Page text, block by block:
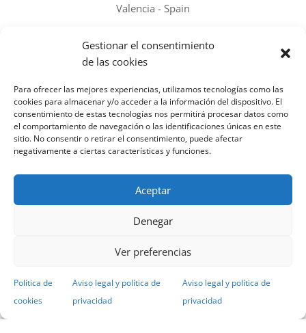
Gestionar el consentimiento
de las cookies
Para ofrecer las mejores experiencias, utilizamos tecnologías como las
cookies para almacenar y/o acceder a la información del dispositivo. El
consentimiento de estas tecnologías nos permitirá procesar datos como
el comportamiento de navegación o las identificaciones únicas en este
sitio. No consentir o retirar el consentimiento, puede afectar
negativamente a ciertas características y funciones.
Aceptar
Denegar
Ver preferencias
Política de
cookies
Aviso legal y política de
privacidad
Aviso legal y política de
privacidad
Valencia - Spain
Nuestras redes sociales
Boletín de noticias
Date de alta en el Newsletter para recibir todas las
novedades del IIAMA en tu mail